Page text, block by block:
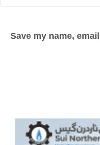
Save my name,